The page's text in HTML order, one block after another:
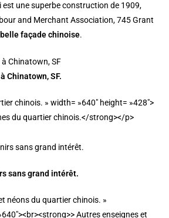
est une superbe construction de 1909,
and Merchant Association, 745 Grant
belle façade chinoise.
Chinatown, SF.
sans grand intérêt.